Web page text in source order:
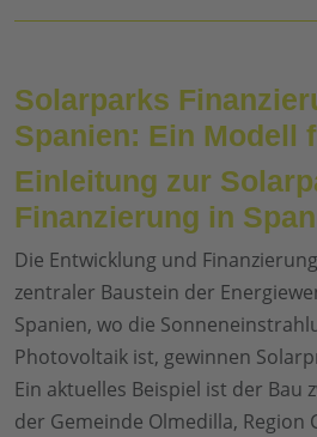
Solarparks
Spanien: Ein Modell
Einleitung zur
Finanzierung in
Die Entwicklung und
zentraler Baustein der
Spanien, wo die
Photovoltaik ist, gewinnen
Ein aktuelles Beispiel ist der Bau
der Gemeinde Olmedilla, Region